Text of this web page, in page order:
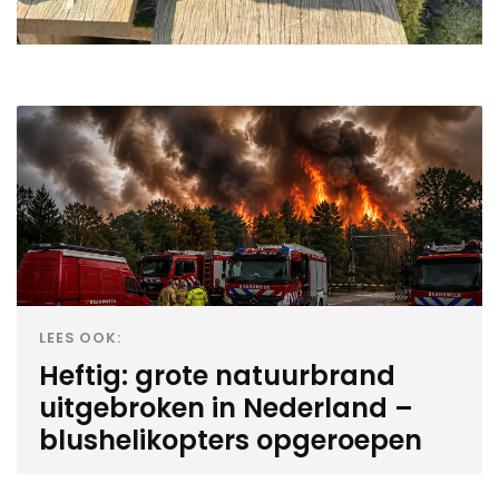
LEES OOK:
Heftig: grote natuurbrand
uitgebroken in Nederland –
blushelikopters opgeroepen